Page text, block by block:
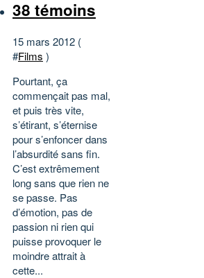
38 témoins
15 mars 2012 (
#Films )
Pourtant, ça
commençait pas mal,
et puis très vite,
s’étirant, s’éternise
pour s’enfoncer dans
l’absurdité sans fin.
C’est extrêmement
long sans que rien ne
se passe. Pas
d’émotion, pas de
passion ni rien qui
puisse provoquer le
moindre attrait à
cette...